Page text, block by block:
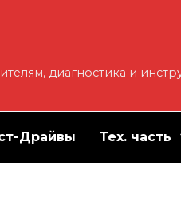
диагностика и
Драйвы Тех. часть